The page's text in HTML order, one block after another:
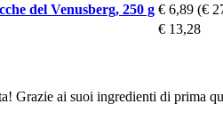
del Venusberg, 250 g € 6,89 (€
€ 13,28
Grazie ai suoi ingredienti di prima